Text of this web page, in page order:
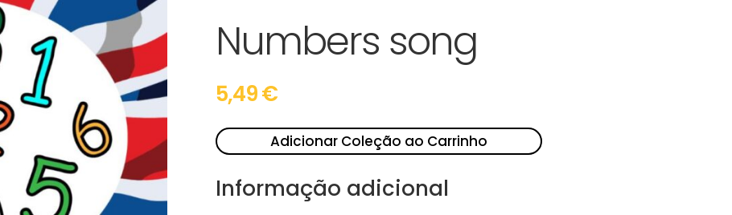
Numbers song
5,49€
Adicionar Coleção ao Carrinho
Informação adicional